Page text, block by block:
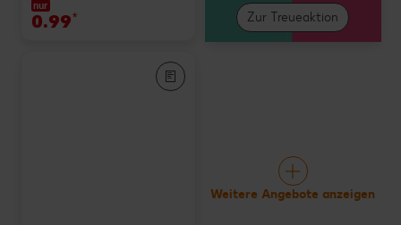
Zur Treueaktion
nur
0.99*
Weitere Angebote anzeigen